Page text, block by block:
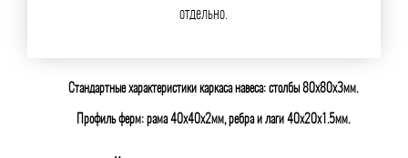
отдельно.
Стандартные характеристики каркаса навеса: столбы 80х80х3мм.
Профиль ферм: рама 40х40х2мм, ребра и лаги 40х20х1.5мм.